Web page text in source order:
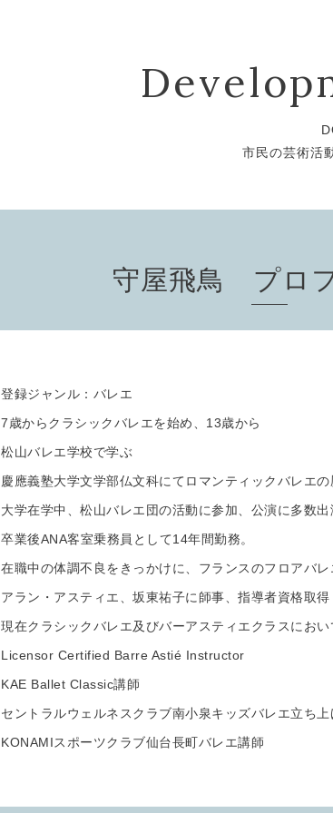
市民の芸術活
守屋飛鳥 プロ
登録ジャンル：バレエ
7歳からクラシックバレエを始め、13歳から
松山バレエ学校で学ぶ
慶應義塾大学文学部仏文科にてロマンティックバレエ
大学在学中、松山バレエ団の活動に参加、公演に多数出
卒業後ANA客室乗務員として14年間勤務。
在職中の体調不良をきっかけに、フランスのフロアバレ
アラン・アスティエ、坂東祐子に師事、指導者資格取得
現在クラシックバレエ及びバーアスティエクラスにお
Licensor Certified Barre Astié Instructor
KAE Ballet Classic講師
セントラルウェルネスクラブ南小泉キッズバレエ立ち上
KONAMIスポーツクラブ仙台長町バレエ講師